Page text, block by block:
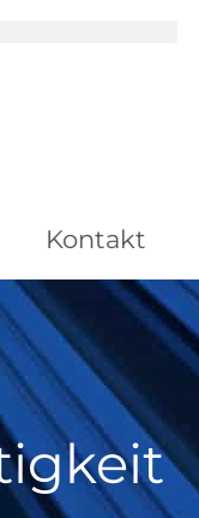
Kontakt